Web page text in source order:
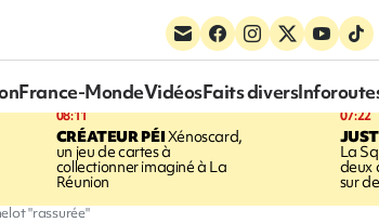
France-MondeVidéosFaits divers
08:11
CRÉATEUR PÉIXénoscard,
un jeu de cartes à
collectionner imaginé à La
Réunion
07:22
La
deux
sur
"rassurée"